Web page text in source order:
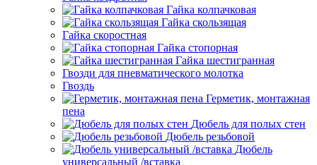
Гайка колпачковая
Гайка скользящая
Гайка скоростная
Гайка стопорная
Гайка шестигранная
Гвозди для пневматического молотка
Гвоздь
Герметик, монтажная
пена
Дюбель для полых стен
Дюбель резьбовой
Дюбель
универсальный /вставка